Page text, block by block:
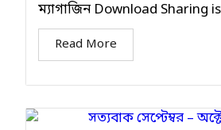
ম্যাগাজিন Download Sharing
Read More